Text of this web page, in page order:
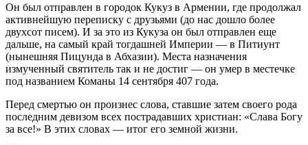
Он был отправлен в городок Кукуз в Армении, где продолжал
активнейшую переписку с друзьями (до нас дошло более
двухсот писем). И за это из Кукуза он был отправлен еще
дальше, на самый край тогдашней Империи — в Питиунт
(нынешняя Пицунда в Абхазии). Места назначения
измученный святитель так и не достиг — он умер в местечке
под названием Команы 14 сентября 407 года.
Перед смертью он произнес слова, ставшие затем своего рода
последним девизом всех пострадавших христиан: «Слава Богу
за все!» В этих словах — итог его земной жизни.